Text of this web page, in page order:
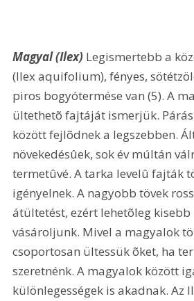
Magyal (Ilex) Legismertebb a
(Ilex aquifolium), fényes,
piros bogyótermése van (5). A
ültethetõ fajtáját ismerjük.
között fejlõdnek a legszebben.
növekedésûek, sok év múltán
termetûvé. A tarka levelû fajták
igényelnek. A nagyobb tövek
átültetést, ezért lehetõleg kisebb
vásároljunk. Mivel a magyalok
csoportosan ültessük õket, ha
szeretnénk. A magyalok között
különlegességek is akadnak. Az